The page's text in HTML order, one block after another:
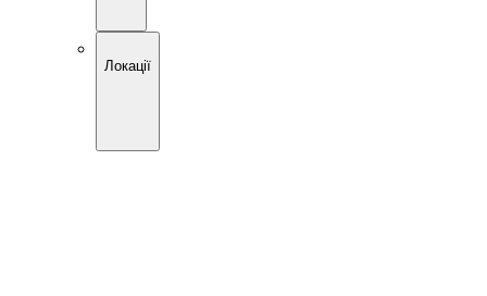
Локації